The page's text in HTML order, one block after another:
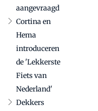
aangevraagd
Cortina en
Hema
introduceren
de 'Lekkerste
Fiets van
Nederland'
Dekkers